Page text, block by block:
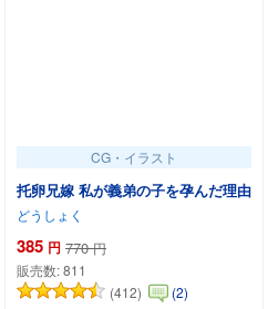
CG・イラスト
托卵兄嫁 私が義弟の子を孕んだ理由
どうしょく
385 円 770 円
販売数:811
(412)
(2)